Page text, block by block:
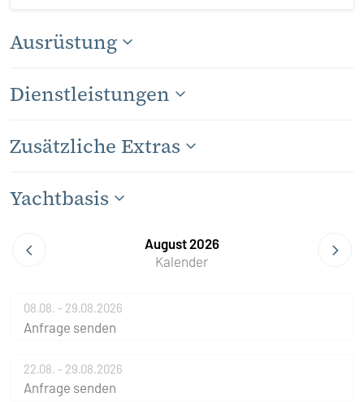
Ausrüstung
Dienstleistungen
Zusätzliche Extras
Yachtbasis
August 2026
Kalender
08.08. - 29.08.2026
Anfrage senden
22.08. - 29.08.2026
Anfrage senden